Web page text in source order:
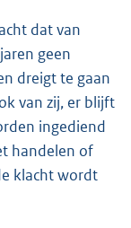
dat van
geen
dreigt te gaan
van zij, er blijft
ingediend
handelen of
klacht wordt